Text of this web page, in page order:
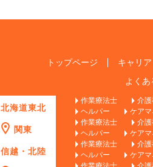
トップページ キャリ
よくあ
北海道東北
作業療法士 介
ヘルパー
ケア
関東
作業療法士 介
ヘルパー
ケア
信越・北陸
作業療法士 介
ヘルパー
ケア